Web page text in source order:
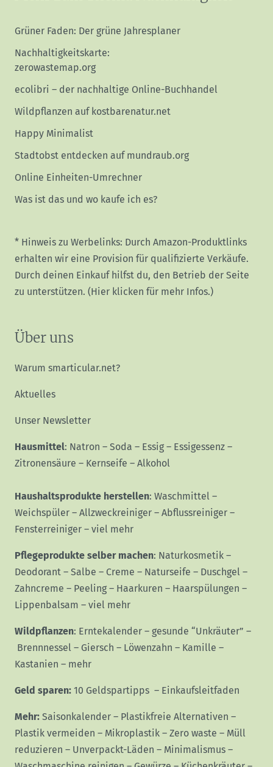
Grüner Faden: Der grüne Jahresplaner
Nachhaltigkeitskarte:
zerowastemap.org
ecolibri – der nachhaltige Online-Buchhandel
Wildpflanzen auf kostbarenatur.net
Happy Minimalist
Stadtobst entdecken auf mundraub.org
Online Einheiten-Umrechner
Was ist das und wo kaufe ich es?
* Hinweis zu Werbelinks: Durch Amazon-Produktlinks
erhalten wir eine Provision für qualifizierte Verkäufe.
Durch deinen Einkauf hilfst du, den Betrieb der Seite
zu unterstützen. (Hier klicken für mehr Infos.)
Über uns
Warum smarticular.net?
Aktuelles
Unser Newsletter
Hausmittel: Natron – Soda – Essig – Essigessenz –
Zitronensäure – Kernseife – Alkohol
Haushaltsprodukte herstellen: Waschmittel –
Weichspüler – Allzweckreiniger – Abflussreiniger –
Fensterreiniger – viel mehr
Pflegeprodukte selber machen: Naturkosmetik –
Deodorant – Salbe – Creme – Naturseife – Duschgel –
Zahncreme – Peeling – Haarkuren – Haarspülungen –
Lippenbalsam – viel mehr
Wildpflanzen: Erntekalender – gesunde “Unkräuter” –
Brennnessel – Giersch – Löwenzahn – Kamille –
Kastanien – mehr
Geld sparen: 10 Geldspartipps – Einkaufsleitfaden
Mehr: Saisonkalender – Plastikfreie Alternativen –
Plastik vermeiden – Mikroplastik – Zero waste – Müll
reduzieren – Unverpackt-Läden – Minimalismus –